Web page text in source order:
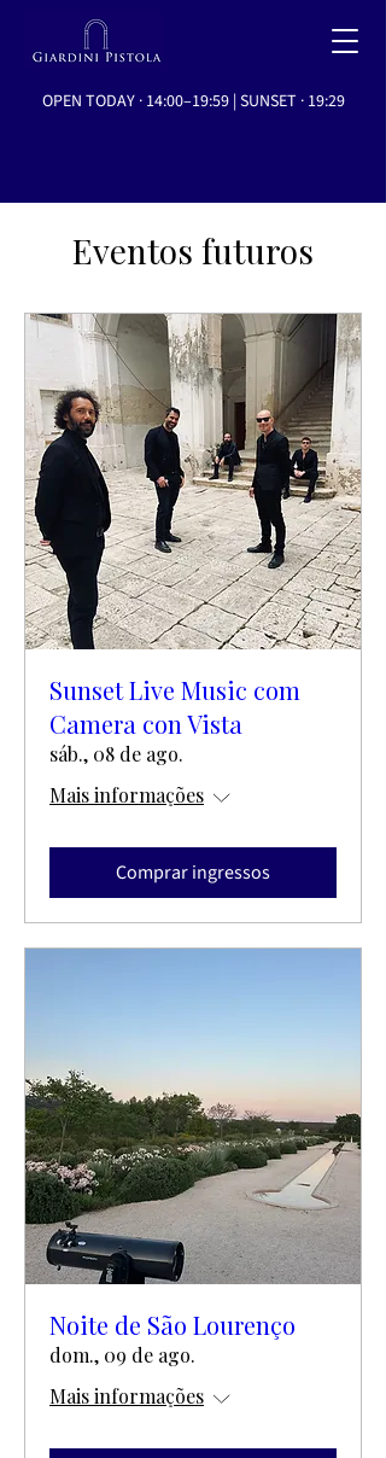
OPEN TODAY · 14:00–19:59 | SUNSET · 19:29
Eventos futuros
Sunset Live Music com
Camera con Vista
sáb., 08 de ago.
Mais informações
Comprar ingressos
Noite de São Lourenço
dom., 09 de ago.
Mais informações